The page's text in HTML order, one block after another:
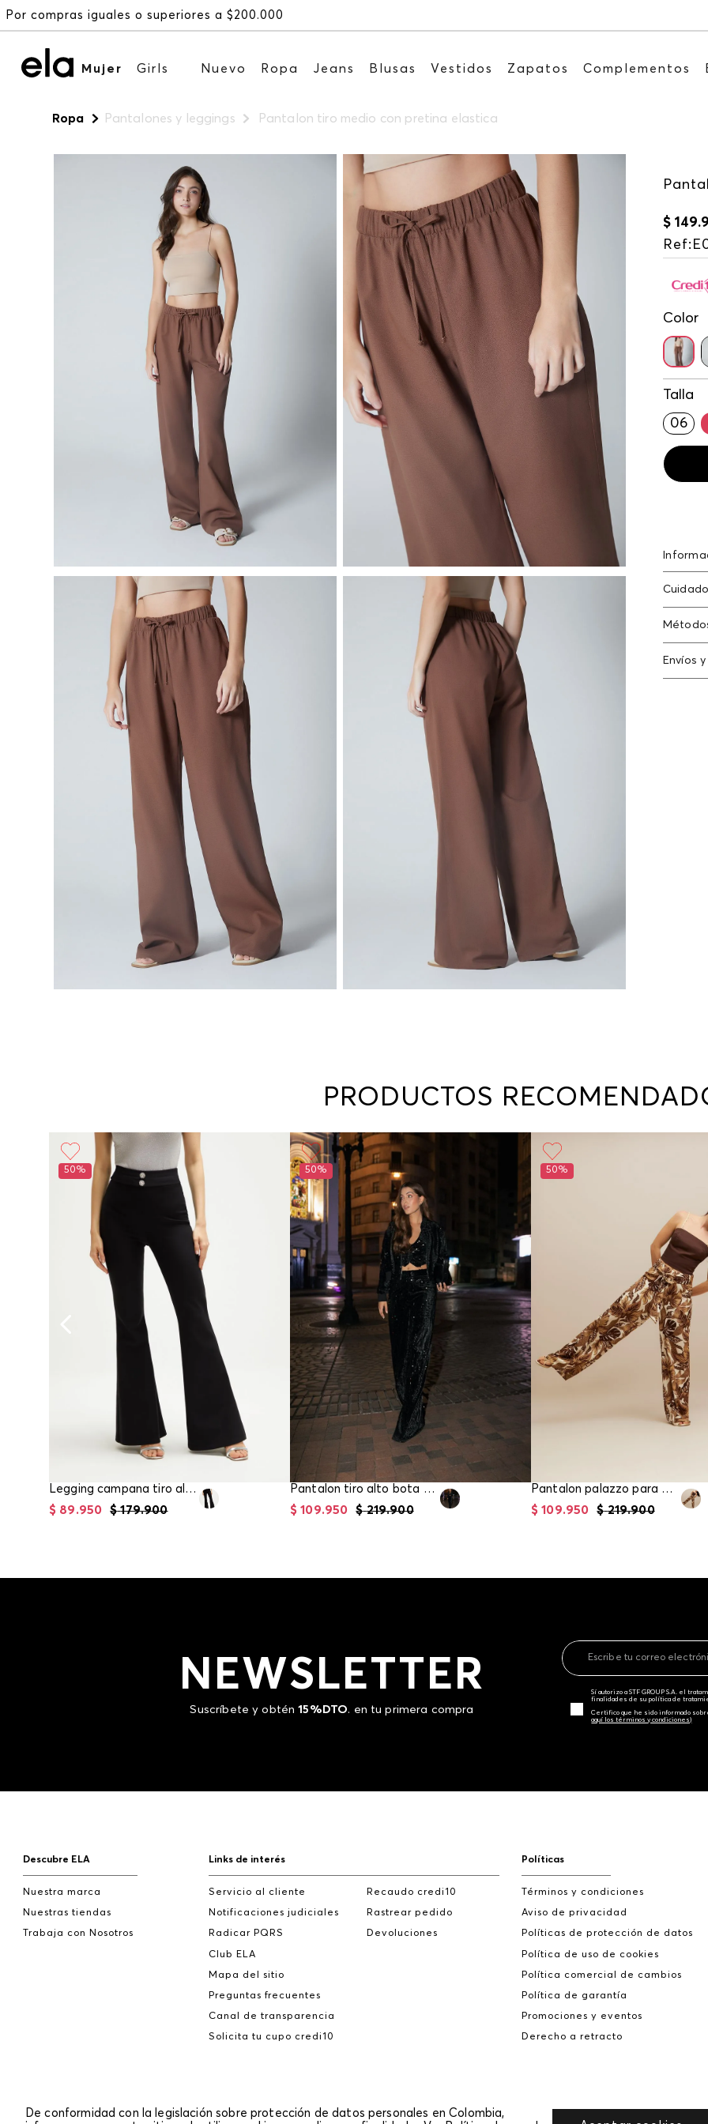
Mujer Girls Nuevo Ropa Jeans Blusas Vestidos Zapatos Complementos
Ropa Pantalones y leggings Pantalon tiro medio con pretina elastica
$ 149.
Ref:
Color
Talla
06
Otros:
Envíos
En
PRODUCTOS
50%
Legging campana tiro alto para mujer
$ 179.900
$ 89.950
50%
Pantalon tiro alto bota recta para mujer
$ 219.900
$ 109.950
50%
Pantalon palazzo para mujer
$ 219.900
$ 109.950
NEWSLETTER
Suscríbete y obtén15%DTO. en tu primera compra
Sí autorizo a STF GROUP S.A. el
finalidades de su política de
Certifico que he sido informado
aquí los términos y condiciones)
Descubre ELA
Nuestra marca
Nuestras tiendas
Trabaja con Nosotros
Links de interés
Servicio al cliente
Notificaciones judiciales
Radicar PQRS
Club ELA
Mapa del sitio
Preguntas frecuentes
Canal de transparencia
Solicita tu cupo credi10
Recaudo credi10
Rastrear pedido
Devoluciones
Políticas
Términos y condiciones
Aviso de privacidad
Políticas de protección de datos
Política de uso de cookies
Política comercial de cambios
Política de garantía
Promociones y eventos
Derecho a retracto
De conformidad con la legislación sobre protección de datos personales en Colombia,